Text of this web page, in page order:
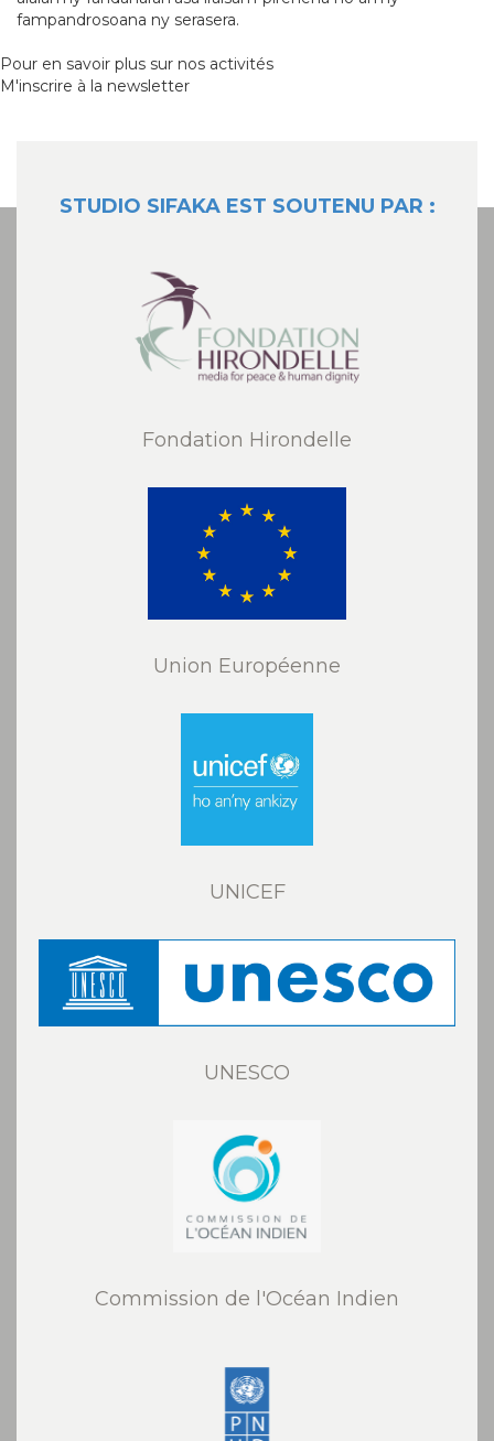
fampandrosoana ny serasera.
Pour en savoir plus sur nos activités
M'inscrire à la newsletter
STUDIO SIFAKA EST SOUTENU PAR :
Fondation Hirondelle
Union Européenne
UNICEF
UNESCO
Commission de l'Océan Indien